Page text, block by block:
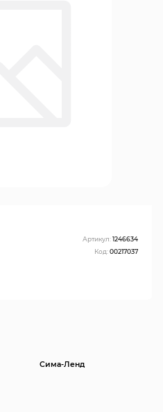
Сима-Ленд
Артикул:1246634
Код:00217037